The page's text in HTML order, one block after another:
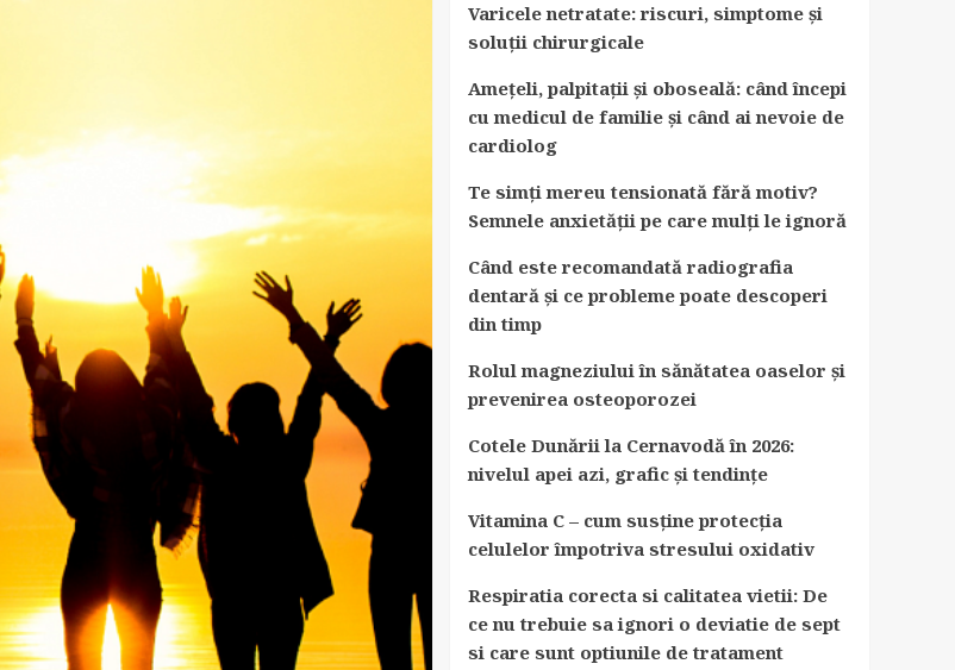
Varicele netratate: riscuri, simptome și
soluții chirurgicale
Amețeli, palpitații și oboseală: când începi
cu medicul de familie și când ai nevoie de
cardiolog
Te simți mereu tensionată fără motiv?
Semnele anxietății pe care mulți le ignoră
Când este recomandată radiografia
dentară și ce probleme poate descoperi
din timp
Rolul magneziului în sănătatea oaselor și
prevenirea osteoporozei
Cotele Dunării la Cernavodă în 2026:
nivelul apei azi, grafic și tendințe
Vitamina C – cum susține protecția
celulelor împotriva stresului oxidativ
Respiratia corecta si calitatea vietii: De
ce nu trebuie sa ignori o deviatie de sept
si care sunt optiunile de tratament